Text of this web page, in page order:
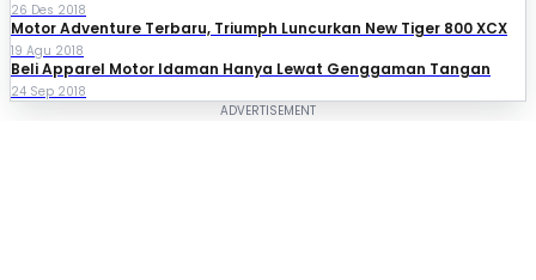
26 Des 2018
Motor Adventure Terbaru, Triumph Luncurkan New Tiger 800 XCX
19 Agu 2018
Beli Apparel Motor Idaman Hanya Lewat Genggaman Tangan
24 Sep 2018